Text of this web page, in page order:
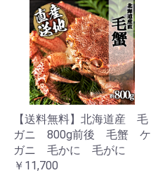
【送料無料】北海道産 毛
ガニ 800g前後 毛蟹 ケ
ガニ 毛かに 毛がに
￥11,700